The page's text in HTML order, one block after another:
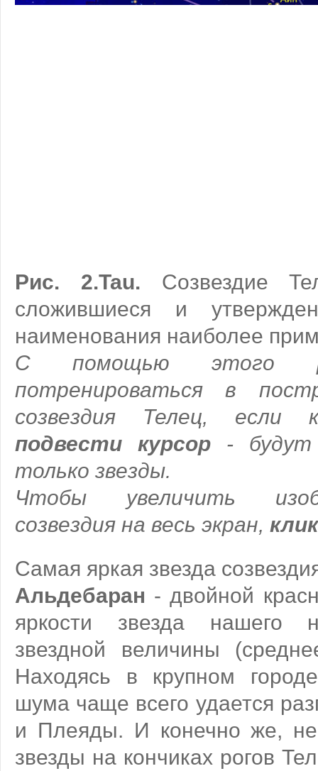
Рис. 2.Tau. Созвездие
сложившиеся и
наименования наиболее
С помощью этого
потренироваться в
созвездия Телец, если
подвести курсор- будут
только звезды.
Чтобы увеличить
созвездия на весь экран,
Самая яркая звезда
Альдебаран - двойной
яркости звезда нашего
звездной величины
Находясь в крупном
шума чаще всего удается
и Плеяды. И конечно же,
звезды на кончиках рогов